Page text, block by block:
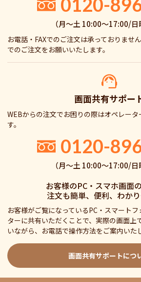
（月〜土 10:00〜17:00/日
お電話・FAXでのご注文は承っておりませ
でのご注文をお願いいたします。
画面共有サポー
WEBからの注文でお困りの際はオペレー
す。
0120-
（月〜土 10:00〜17:00/日
お客様のPC・スマホ画面の
注文も簡単、便利、わかり
お客様がご覧になっているPC・スマート
ターに共有いただくことで、実際の画面上
いながら、お電話で操作方法をご案内いた
画面共有サポートにつ